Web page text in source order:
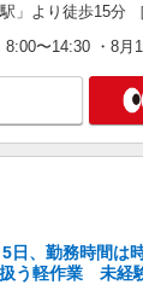
駅」より徒歩15分
8:00〜14:30 ・8
5日、勤務時間は
う軽作業 未経